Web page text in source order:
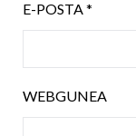
E-POSTA *
WEBGUNEA